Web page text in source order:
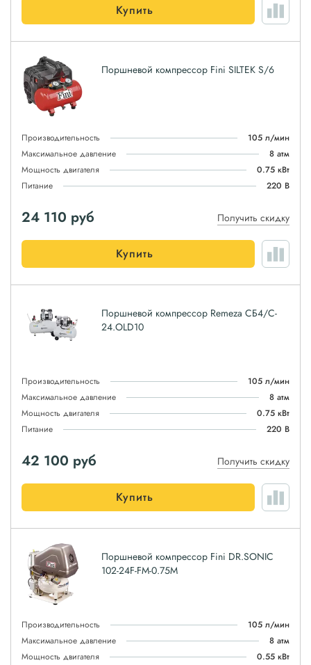
Купить
Поршневой компрессор Fini SILTEK S/6
Производительность
105 л/мин
Максимальное давление
8 атм
Мощность двигателя
0.75 кВт
Питание
220 В
24 110 руб Получить скидку
Купить
Поршневой компрессор Remeza СБ4/C-
24.OLD10
Производительность
105 л/мин
Максимальное давление
8 атм
Мощность двигателя
0.75 кВт
Питание
220 В
42 100 руб Получить скидку
Купить
Поршневой компрессор Fini DR.SONIC
102-24F-FM-0.75M
Производительность
105 л/мин
Максимальное давление
8 атм
Мощность двигателя
0.55 кВт